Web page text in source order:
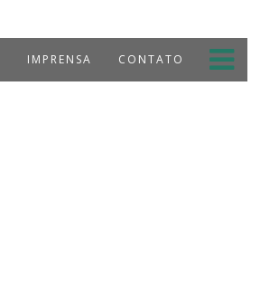
IMPRENSA CONTATO